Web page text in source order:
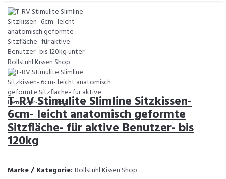
T-RV Stimulite Slimline Sitzkissen-
6cm- leicht anatomisch geformte
Sitzfläche- für aktive Benutzer- bis
120kg
Marke / Kategorie: Rollstuhl Kissen Shop